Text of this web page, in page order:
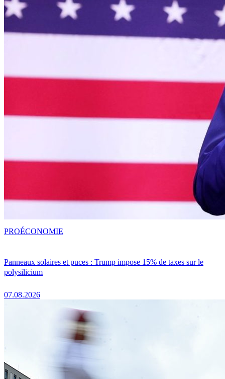
Panneaux solaires et puces : Trump impose 15% de taxes sur le
polysilicium
07.08.2026
PROÉCONOMIE